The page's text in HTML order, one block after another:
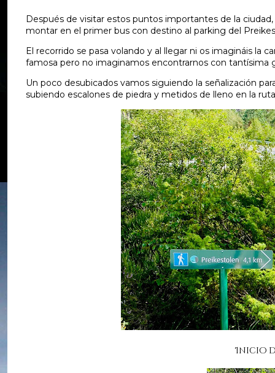
Después de visitar estos puntos importantes de la
montar en el primer bus con destino al parking del
El recorrido se pasa volando y al llegar ni os imagináis la
famosa pero no imaginamos encontrarnos con tantísima
Un poco desubicados vamos siguiendo la señalización
subiendo escalones de piedra y metidos de lleno en la
Inicio